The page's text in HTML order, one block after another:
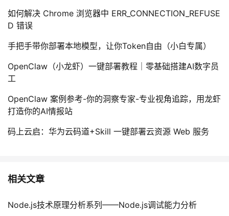
如何解决 Chrome 浏览器中 ERR_CONNECTION_REFUSE
D 错误
手把手带你部署本地模型，让你Token自由（小白专属）
OpenClaw（小龙虾）一键部署教程｜零基础搭建AI数字员
工
OpenClaw 案例参考-你的洞察专家-专业视角追踪，用龙虾
打造你的AI情报站
码上云启：华为云码道+Skill 一键部署云资源 Web 服务
相关文章
Node.js技术原理分析系列——Node.js调试能力分析